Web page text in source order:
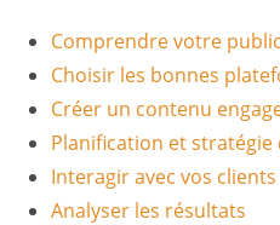
Comprendre votre
Choisir les bonnes
Créer un contenu
Planification et
Interagir avec vos clients
Analyser les résultats